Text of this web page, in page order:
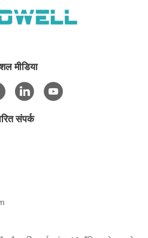
मीडिया
संपर्क